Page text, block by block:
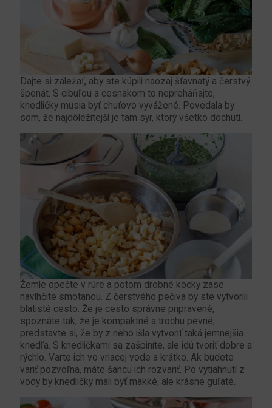
Dajte si záležať, aby ste kúpili naozaj šťavnatý a čerstvý
špenát. S cibuľou a cesnakom to nepreháňajte,
knedličky musia byť chuťovo vyvážené. Povedala by
som, že najdôležitejší je tam syr, ktorý všetko dochutí.
Žemle opečte v rúre a potom drobné kocky zase
navlhčite smotanou. Z čerstvého pečiva by ste vytvorili
blatisté cesto. Že je cesto správne pripravené,
spoznáte tak, že je kompaktné a trochu pevné;
predstavte si, že by z neho išla vytvoriť taká jemnejšia
knedľa. S knedličkami sa zašpiníte, ale idú tvoriť dobre a
rýchlo. Varte ich vo vriacej vode a krátko. Ak budete
variť pozvoľna, máte šancu ich rozvariť. Po vytiahnutí z
vody by knedličky mali byť mäkké, ale krásne guľaté.